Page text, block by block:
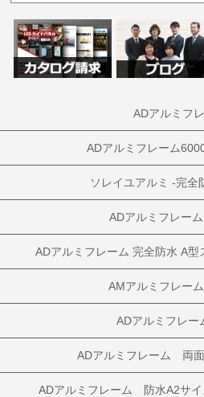
ADアルミフ
ADアルミフレーム
ソレイユアルミ -完全
ADアルミフレー
ADアルミフレーム 完全防水 A
AMアルミフレー
ADアルミフレー
ADアルミフレーム 両
ADアルミフレーム 防水A2サ